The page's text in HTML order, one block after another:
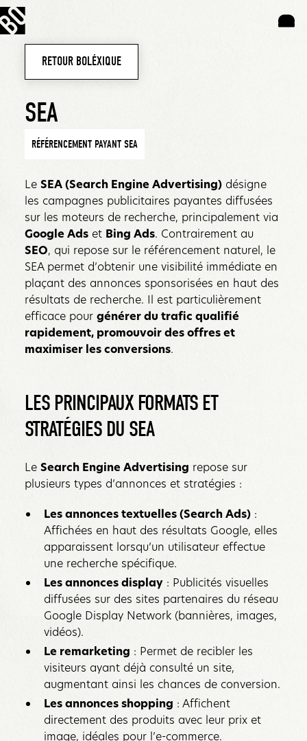
RETOUR BOLÉXIQUE
SEA
RÉFÉRENCEMENT PAYANT SEA
Le SEA (Search Engine Advertising) désigne
les campagnes publicitaires payantes diffusées
sur les moteurs de recherche, principalement via
Google Ads et Bing Ads. Contrairement au
SEO, qui repose sur le référencement naturel, le
SEA permet d’obtenir une visibilité immédiate en
plaçant des annonces sponsorisées en haut des
résultats de recherche. Il est particulièrement
efficace pour générer du trafic qualifié
rapidement, promouvoir des offres et
maximiser les conversions.
LES PRINCIPAUX FORMATS ET
STRATÉGIES DU SEA
Le Search Engine Advertising repose sur
plusieurs types d’annonces et stratégies :
Les annonces textuelles (Search Ads) :
Affichées en haut des résultats Google, elles
apparaissent lorsqu’un utilisateur effectue
une recherche spécifique.
Les annonces display : Publicités visuelles
diffusées sur des sites partenaires du réseau
Google Display Network (bannières, images,
vidéos).
Le remarketing : Permet de recibler les
visiteurs ayant déjà consulté un site,
augmentant ainsi les chances de conversion.
Les annonces shopping : Affichent
directement des produits avec leur prix et
image, idéales pour l’e-commerce.